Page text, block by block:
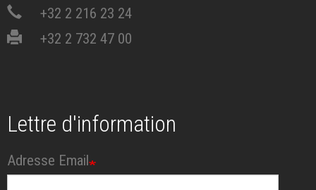
+32 2 216 23 24
+32 2 732 47 00
Lettre d'information
Adresse Email